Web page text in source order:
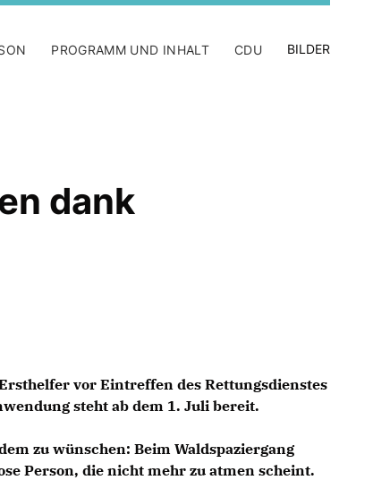
PROGRAMM UND INHALT CDU BILDER
dank
vor Eintreffen des Rettungsdienstes
steht ab dem 1. Juli bereit.
zu wünschen: Beim Waldspaziergang
Person, die nicht mehr zu atmen scheint.